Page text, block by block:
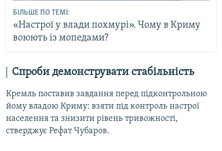
БІЛЬШЕ ПО ТЕМІ:
«Настрої у влади похмурі». Чому в Криму
воюють із мопедами?
Спроби демонструвати стабільність
Кремль поставив завдання перед підконтрольною
йому владою Криму: взяти під контроль настрої
населення та знизити рівень тривожності,
стверджує Рефат Чубаров.